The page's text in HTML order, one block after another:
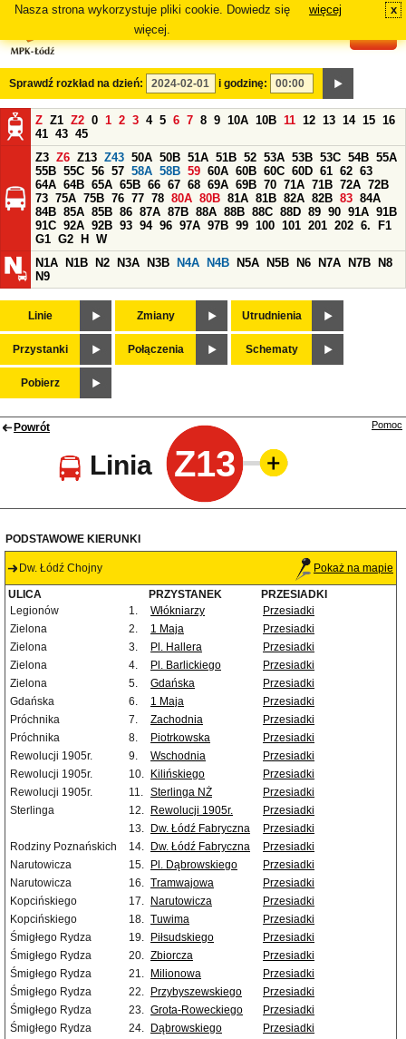
Nasza strona wykorzystuje pliki cookie. Dowiedz się
więcej.
więcej x
Sprawdź rozkład na dzień: i godzinę:
Z Z1 Z2 0 1 2 3 4 5 6 7 8 9 10A 10B 11 12 13 14 15 16
41 43 45
Z3 Z6 Z13 Z43 50A 50B 51A 51B 52 53A 53B 53C 54B 55A
55B 55C 56 57 58A 58B 59 60A 60B 60C 60D 61 62 63
64A 64B 65A 65B 66 67 68 69A 69B 70 71A 71B 72A 72B
73 75A 75B 76 77 78 80A 80B 81A 81B 82A 82B 83 84A
84B 85A 85B 86 87A 87B 88A 88B 88C 88D 89 90 91A 91B
91C 92A 92B 93 94 96 97A 97B 99 100 101 201 202 6.
F1
G1 G2 H
W
N1A
N1B N2 N3A N3B N4A N4B N5A N5B N6 N7A N7B
N8
N9
Linie Zmiany Utrudnienia
Przystanki Połączenia Schematy
Pobierz
Powrót
Linia Z13
Pomoc
PODSTAWOWE KIERUNKI
Dw. Łódź Chojny Pokaż na mapie
ULICA PRZYSTANEK
PRZESIADKI
Legionów
1. Włókniarzy
Przesiadki
Zielona
2. 1 Maja
Przesiadki
Zielona
3. Pl. Hallera
Przesiadki
Zielona
4. Pl. Barlickiego
Przesiadki
Zielona
5. Gdańska
Przesiadki
Gdańska
6. 1 Maja
Przesiadki
Próchnika
7. Zachodnia
Przesiadki
Próchnika
8. Piotrkowska
Przesiadki
Rewolucji 1905r.
9. Wschodnia
Przesiadki
Rewolucji 1905r.
10. Kilińskiego
Przesiadki
Rewolucji 1905r.
11. Sterlinga NŻ
Przesiadki
Sterlinga
12. Rewolucji 1905r.
Przesiadki
13.
Dw. Łódź Fabryczna
Przesiadki
Rodziny Poznańskich
14. Dw. Łódź Fabryczna
Przesiadki
Narutowicza
15. Pl. Dąbrowskiego
Przesiadki
Narutowicza
16. Tramwajowa
Przesiadki
Kopcińskiego
17. Narutowicza
Przesiadki
Kopcińskiego
18. Tuwima
Przesiadki
Śmigłego Rydza
19. Piłsudskiego
Przesiadki
Śmigłego Rydza
20. Zbiorcza
Przesiadki
Śmigłego Rydza
21. Milionowa
Przesiadki
Śmigłego Rydza
22. Przybyszewskiego
Przesiadki
Śmigłego Rydza
23. Grota-Roweckiego
Przesiadki
Śmigłego Rydza
24. Dąbrowskiego
Przesiadki